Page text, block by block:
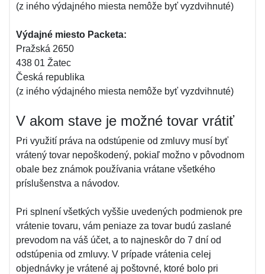
(z iného výdajného miesta nemôže byť vyzdvihnuté)
Výdajné miesto Packeta:
Pražská 2650
438 01 Žatec
Česká republika
(z iného výdajného miesta nemôže byť vyzdvihnuté)
V akom stave je možné tovar vrátiť
Pri využití práva na odstúpenie od zmluvy musí byť
vrátený tovar nepoškodený, pokiaľ možno v pôvodnom
obale bez známok používania vrátane všetkého
príslušenstva a návodov.
Pri splnení všetkých vyššie uvedených podmienok pre
vrátenie tovaru, vám peniaze za tovar budú zaslané
prevodom na váš účet, a to najneskôr do 7 dní od
odstúpenia od zmluvy. V prípade vrátenia celej
objednávky je vrátené aj poštovné, ktoré bolo pri